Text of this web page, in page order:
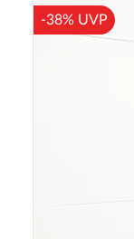
-38% UVP